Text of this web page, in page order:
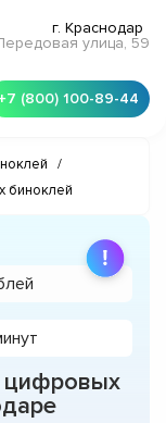
г. Краснодар
улица, 59
(800) 100-89-44
/
биноклей
цифровых